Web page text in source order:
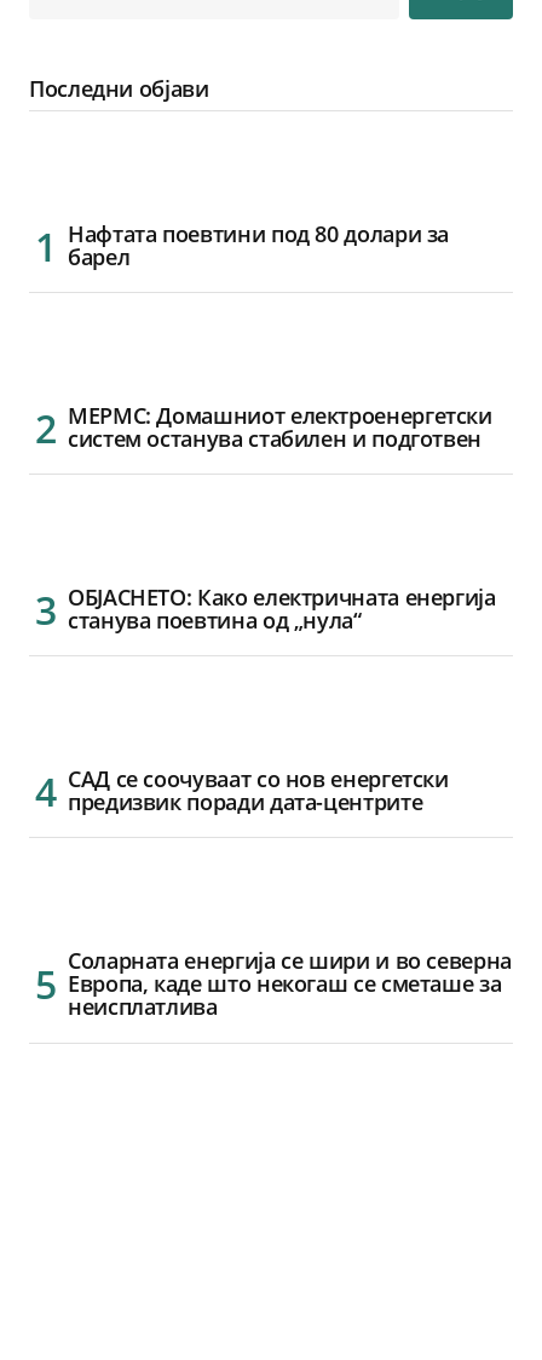
Последни објави
Нафтата поевтини под 80 долари за
барел
МЕРМС: Домашниот електроенергетски
систем останува стабилен и подготвен
ОБЈАСНЕТО: Како електричната енергија
станува поевтина од „нула“
САД се соочуваат со нов енергетски
предизвик поради дата-центрите
Соларната енергија се шири и во северна
Европа, каде што некогаш се сметаше за
неисплатлива